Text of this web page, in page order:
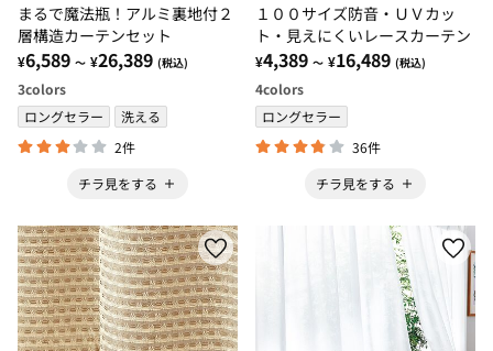
まるで魔法瓶！アルミ裏地付２
層構造カーテンセット
¥6,589 ～ ¥26,389 (税込)
3colors
ロングセラー
洗える
2件
チラ見をする
１００サイズ防音・ＵＶカッ
ト・見えにくいレースカーテン
¥4,389 ～ ¥16,489 (税込)
4colors
ロングセラー
36件
チラ見をする